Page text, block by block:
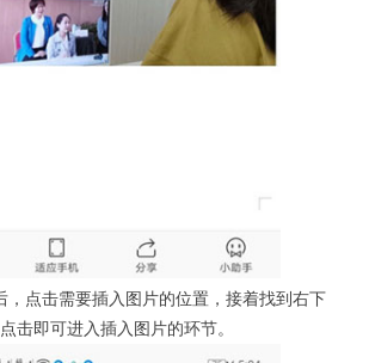
，点击需要插入图片的位置，接着找到右下
击即可进入插入图片的环节。